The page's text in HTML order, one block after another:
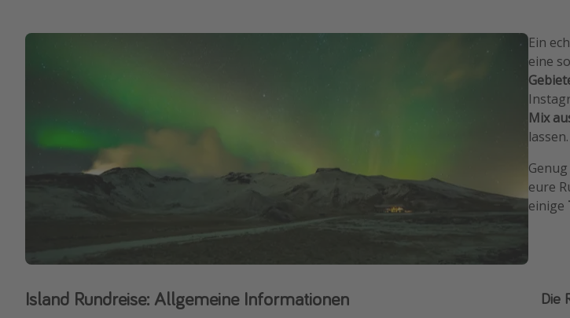
Ein
eine
Mix
lassen.
eure
einige
Island Rundreise: Allgemeine Informationen Die